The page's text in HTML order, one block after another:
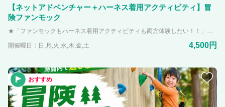
【ネットアドベンチャー＋ハーネス着用アクティビティ】冒
険ファンモック
★「ファンモックもハーネス着用アクティビティも両方体験したい！！」という方におすすめ★ 冒険コースが含まれるため、小学生以上で体重が20~120kgの方が体験して頂けます。 【ネットアドベンチャー】 埼玉県内最大のネットアドベンチャー「ファンモック」。 カラフルでオシャレなデザインのネットアドベンチャーは、関東近郊でPANZA宮沢湖だけ！！ 体験して楽しむだけでなく、写真映えもする施設「映え冒険スポット」として生まれ変わりました。 4つある部屋でそれぞれの楽しみ方ができたり、とび跳ねる以外の楽しみ方をスタッフが教えてくれます！！ 【ハーネス着用アクティビティ】 ①ジップフォール 柱の上高さ約6メートルにあるデッキから滑空しながら下りてくる新感覚ジップライン。 登ったものにしか見れない景色を楽しんでください！！ 高さの恐怖を乗り越えて、一歩踏み出そう！！ ②クライミングウォール PANZA宮沢湖にそびえ立つ高さ8mの壁！！ 壁に付いているホールドを掴んで上まで登り切れば達成感を得ること間違いなし。 いろんなレベルの登り方があるので、ぜひ挑戦してみてください。 ③ツリークライミング 実際に生えている木の木登り！！ PANZA宮沢湖にあるアクティビティの中で難易度MAXです。 あなたは攻略できるかな！？ ④ジャイアントスイング 足が地面に付かない大きなブランコ！！ 宮沢湖に向かって飛び出すスリルと爽快感が味わえます。
開催曜日：日,月,火,水,木,金,土 4,500円
おすすめ